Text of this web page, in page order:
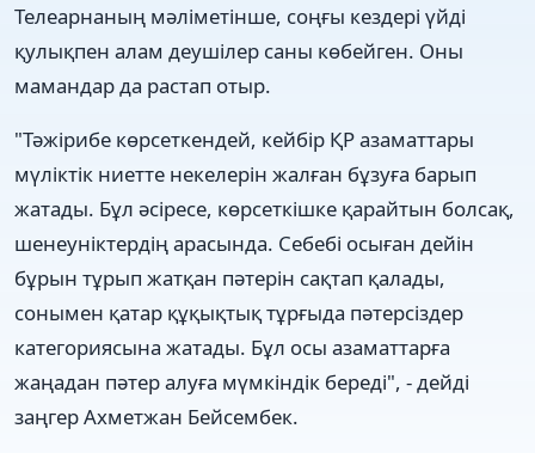
Телеарнаның мәліметінше, соңғы кездері үйді
қулықпен алам деушілер саны көбейген. Оны
мамандар да растап отыр.
"Тәжірибе көрсеткендей, кейбір ҚР азаматтары
мүліктік ниетте некелерін жалған бұзуға барып
жатады. Бұл әсіресе, көрсеткішке қарайтын болсақ,
шенеуніктердің арасында. Себебі осыған дейін
бұрын тұрып жатқан пәтерін сақтап қалады,
сонымен қатар құқықтық тұрғыда пәтерсіздер
категориясына жатады. Бұл осы азаматтарға
жаңадан пәтер алуға мүмкіндік береді", - дейді
заңгер Ахметжан Бейсембек.